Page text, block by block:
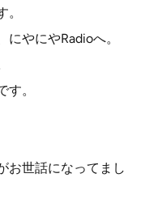
やにやRadioへ。
。
お世話になってまし